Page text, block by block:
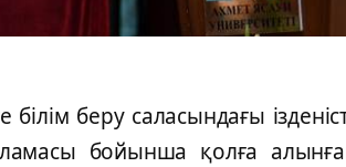
білім беру саласындағы
бойынша қолға